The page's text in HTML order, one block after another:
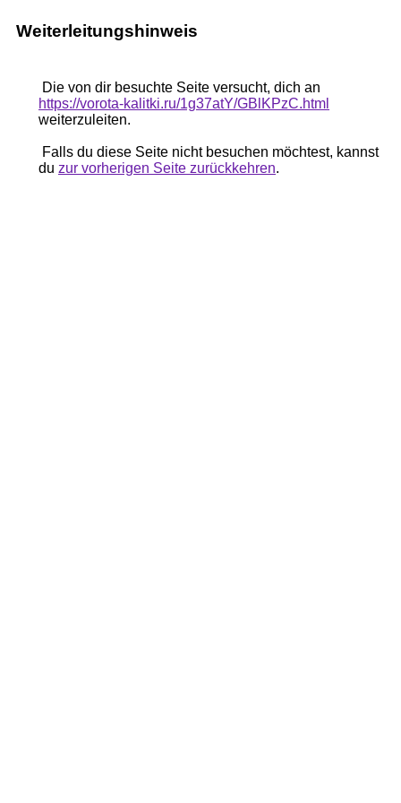
Weiterleitungshinweis
Die von dir besuchte Seite versucht, dich an
https://vorota-kalitki.ru/1g37atY/GBlKPzC.html
weiterzuleiten.
Falls du diese Seite nicht besuchen möchtest, kannst
du zur vorherigen Seite zurückkehren.